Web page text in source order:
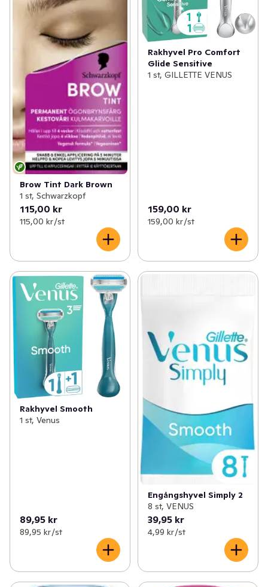
Brow Tint Dark Brown
1 st, Schwarzkopf
115,00 kr
115,00 kr /st
Rakhyvel Pro Comfort
Glide Sensitive
1 st, GILLETTE VENUS
159,00 kr
159,00 kr /st
Rakhyvel Smooth
1 st, Venus
89,95 kr
89,95 kr /st
Engångshyvel Simply 2
8 st, VENUS
39,95 kr
4,99 kr /st